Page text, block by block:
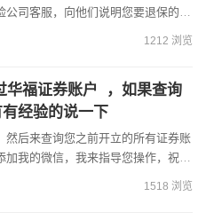
司客服，向他们说明您要退保的意
可能需要您提供一些身份信...
1212 浏览
华福证券账户 ，如果查询
经验的说一下
后来查询您之前开立的所有证券账
我的微信，我来指导您操作，祝您
1518 浏览